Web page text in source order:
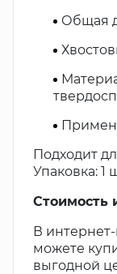
Общая
Подходит
Упаковка: 1
Стоимость
В
можете
выгодной